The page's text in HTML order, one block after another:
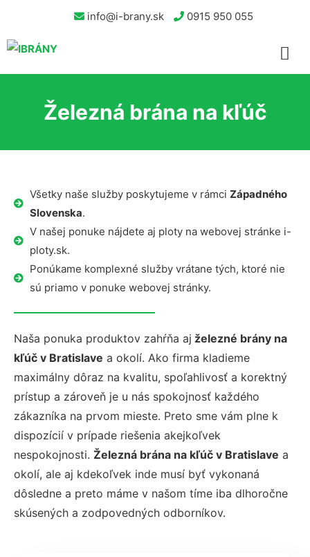
info@i-brany.sk 0915 950 055
Železná brána na kľúč
Všetky naše služby poskytujeme v rámci Západného
Slovenska.
V našej ponuke nájdete aj ploty na webovej stránke i-
ploty.sk.
Ponúkame komplexné služby vrátane tých, ktoré nie
sú priamo v ponuke webovej stránky.
Naša ponuka produktov zahŕňa aj železné brány na
kľúč v Bratislave a okolí. Ako firma kladieme
maximálny dôraz na kvalitu, spoľahlivosť a korektný
prístup a zároveň je u nás spokojnosť každého
zákazníka na prvom mieste. Preto sme vám plne k
dispozícií v prípade riešenia akejkoľvek
nespokojnosti. Železná brána na kľúč v Bratislave a
okolí, ale aj kdekoľvek inde musí byť vykonaná
dôsledne a preto máme v našom tíme iba dlhoročne
skúsených a zodpovedných odborníkov.